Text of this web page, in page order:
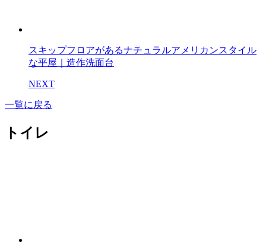
スキップフロアがあるナチュラルアメリカンスタイル
な平屋｜造作洗面台
NEXT
一覧に戻る
トイレ